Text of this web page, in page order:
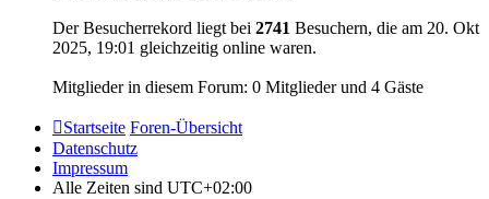
Der Besucherrekord liegt bei 2741 Besuchern, die am 20. Okt
2025, 19:01 gleichzeitig online waren.
Mitglieder in diesem Forum: 0 Mitglieder und 4 Gäste
Startseite Foren-Übersicht
Datenschutz
Impressum
Alle Zeiten sind UTC+02:00